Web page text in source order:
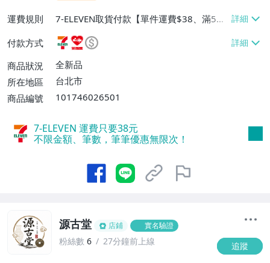
運費規則
7-ELEVEN取貨付款【單件運費$38、滿5件
或消費滿$1298免運費】、7-ELEVEN取貨
不付款【免運費】、萊爾富取貨付款【單件
運費$60、滿5件或消費滿$1298免運
費】、宅配/貨運【單件運費$120、滿5件
付款方式
商品狀況
全新品
所在地區
台北市
商品編號
101746026501
7-ELEVEN 運費只要38元
不限金額、筆數，筆筆優惠無限次！
源古堂 店鋪 實名驗證
粉絲數 6 27分鐘前上線 追蹤